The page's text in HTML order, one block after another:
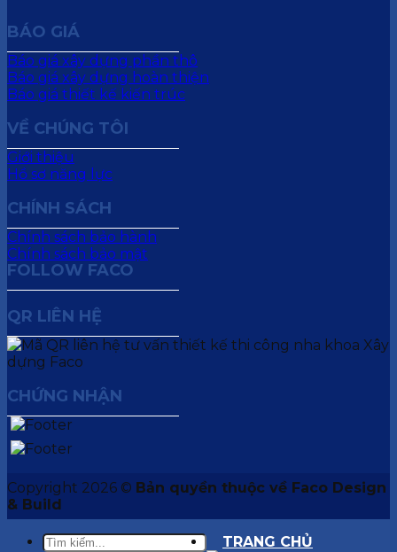
BÁO GIÁ
Báo giá xây dựng phần thô
Báo giá xây dựng hoàn thiện
Báo giá thiết kế kiến trúc
VỀ CHÚNG TÔI
Giới thiệu
Hồ sơ năng lực
CHÍNH SÁCH
Chính sách bảo hành
Chính sách bảo mật
FOLLOW FACO
QR LIÊN HỆ
CHỨNG NHẬN
Copyright 2026 © Bản quyền thuộc về Faco Design
& Build
TRANG CHỦ